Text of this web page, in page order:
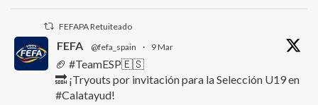
FEFAPA Retuiteado
FEFA @fefa_spain · 9 Mar
🏈 #TeamESP🇪🇸
🔜 ¡Tryouts por invitación para la Selección U19 en
#Calatayud!